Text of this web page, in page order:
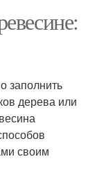
заполнить
дерева или
своим